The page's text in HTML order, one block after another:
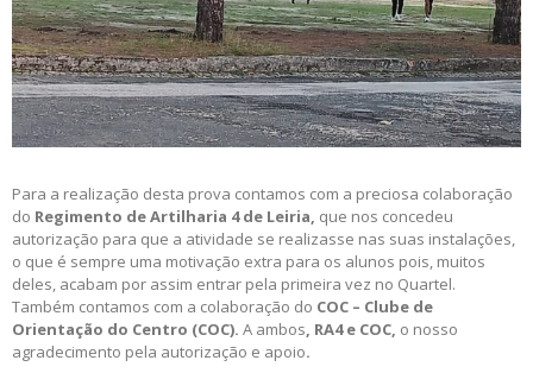
Para a realização desta prova contamos com a preciosa colaboração
do Regimento de Artilharia 4 de Leiria, que nos concedeu
autorização para que a atividade se realizasse nas suas instalações,
o que é sempre uma motivação extra para os alunos pois, muitos
deles, acabam por assim entrar pela primeira vez no Quartel.
Também contamos com a colaboração do COC – Clube de
Orientação do Centro (COC). A ambos, RA4 e COC, o nosso
agradecimento pela autorização e apoio.